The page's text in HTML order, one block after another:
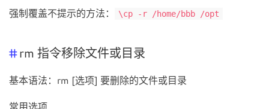
强制覆盖不提示的方法： \cp -r /home/bbb /opt
rm 指令移除文件或目录
基本语法：rm [选项] 要删除的文件或目录
常用选项